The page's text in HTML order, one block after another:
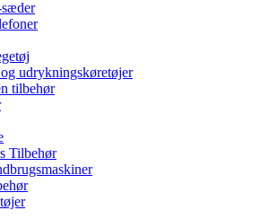
udrykningskøretøjer
tilbehør
Tilbehør